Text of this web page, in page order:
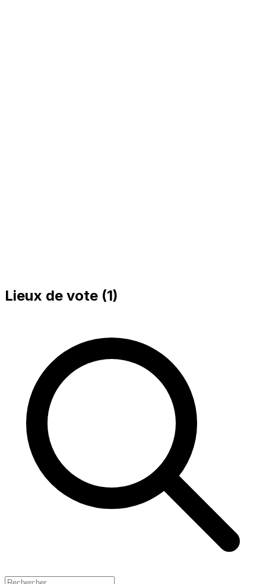
Lieux de vote (1)